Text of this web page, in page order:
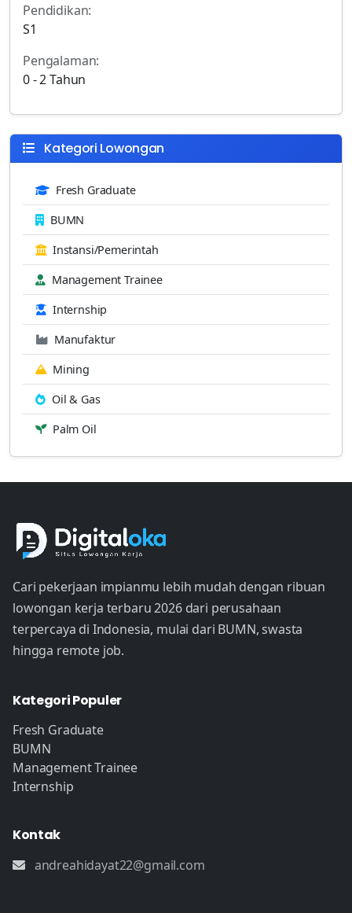
Pendidikan:
S1
Pengalaman:
0 - 2 Tahun
Kategori Lowongan
Fresh Graduate
BUMN
Instansi/Pemerintah
Management Trainee
Internship
Manufaktur
Mining
Oil & Gas
Palm Oil
Cari pekerjaan impianmu lebih mudah dengan ribuan
lowongan kerja terbaru 2026 dari perusahaan
terpercaya di Indonesia, mulai dari BUMN, swasta
hingga remote job.
Kategori Populer
Fresh Graduate
BUMN
Management Trainee
Internship
Kontak
andreahidayat22@gmail.com